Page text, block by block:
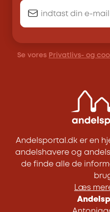
Se vores Privatlivs- og
Andelsportal.dk er en
andelshavere og
de finde alle de
Læs